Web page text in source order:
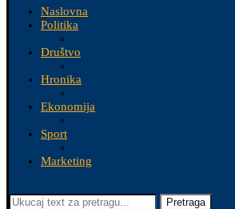
Naslovna
Politika
Društvo
Hronika
Ekonomija
Sport
Marketing
Pretraga